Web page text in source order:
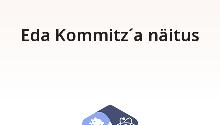
Eda Kommitz´a näitus